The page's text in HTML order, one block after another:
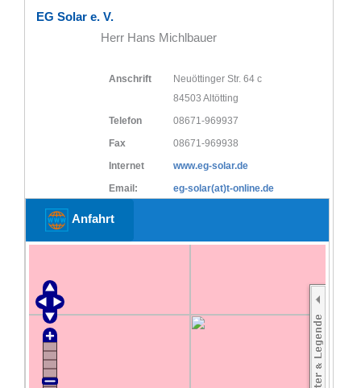
EG Solar e. V.
Herr Hans Michlbauer
Anschrift
Neuöttinger Str. 64 c
84503 Altötting
Telefon
08671-969937
Fax
08671-969938
Internet
www.eg-solar.de
Email:
eg-solar(at)t-online.de
Anfahrt